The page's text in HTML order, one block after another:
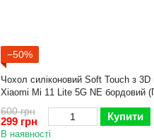
−50%
Чохол силіконовий Soft Touch з
Xiaomi Mi 11 Lite 5G NE бордовий
камери)
600 грн
299 грн Купити
В наявності